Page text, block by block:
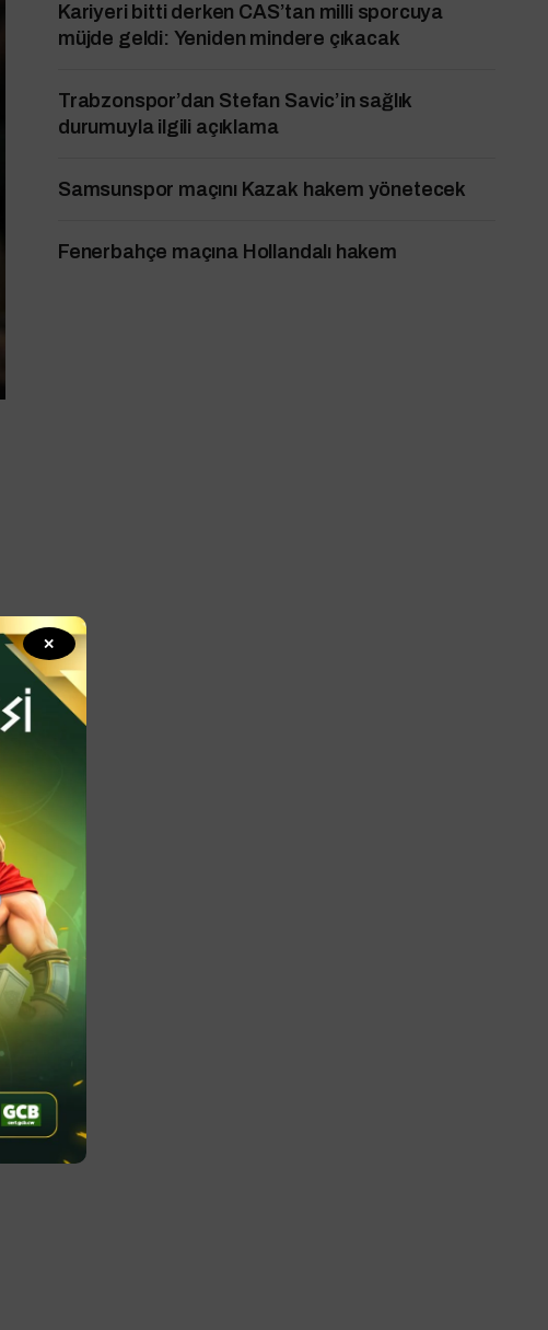
✕
Kariyeri bitti derken CAS’tan milli sporcuya
müjde geldi: Yeniden mindere çıkacak
Trabzonspor’dan Stefan Savic’in sağlık
durumuyla ilgili açıklama
Samsunspor maçını Kazak hakem yönetecek
Fenerbahçe maçına Hollandalı hakem